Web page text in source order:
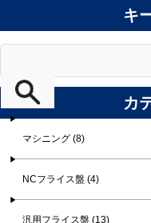
キ
カ
マシニング (8)
NCフライス盤 (4)
汎用フライス盤 (13)